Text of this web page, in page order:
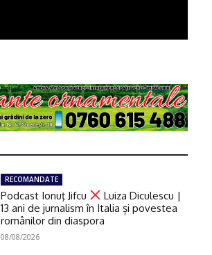
RECOMANDATE
Podcast Ionuţ Jifcu
Luiza Diculescu |
13 ani de jurnalism în Italia și povestea
românilor din diaspora
08/08/2026